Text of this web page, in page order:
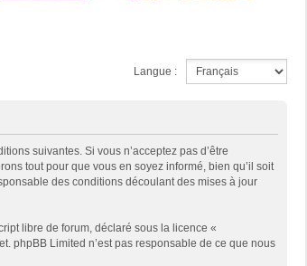
Langue :
suivantes. Si vous n’acceptez pas d’être
tout pour que vous en soyez informé, bien qu’il soit
des conditions découlant des mises à jour
libre de forum, déclaré sous la licence «
phpBB Limited n’est pas responsable de ce que nous